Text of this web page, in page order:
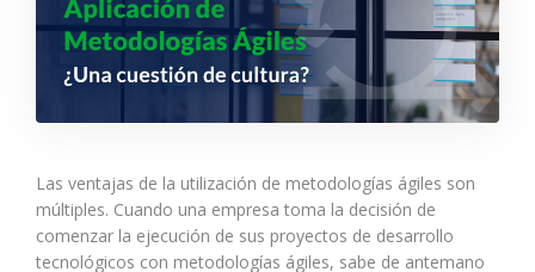
Las ventajas de la utilización de metodologías ágiles son
múltiples. Cuando una empresa toma la decisión de
comenzar la ejecución de sus proyectos de desarrollo
tecnológicos con metodologías ágiles, sabe de antemano